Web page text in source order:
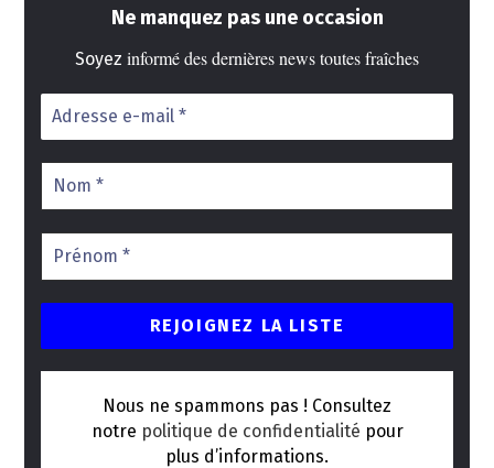
Ne manquez pas une occasion
Soyez informé des dernières news toutes fraîches
Nous ne spammons pas ! Consultez
notre politique de confidentialité pour
plus d’informations.